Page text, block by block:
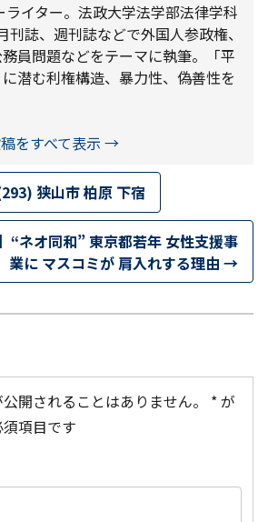
ライター。法政大学法学部法律学科
刊誌、週刊誌などで外国人参政権、
員問題などをテーマに執筆。「平
潜む利権構造、暴力性、偽善性を
をすべて表示 →
狭山市 柏原 下宿
“ネオ同和” 東京都若年 女性支援事
業に マスコミが 肩入れする理由 →
開されることはありません。
*が
項目です